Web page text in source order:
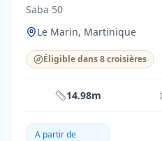
Saba 50
Le Marin, Martinique
Éligible dans 8 croisières
14.98m
A partir de